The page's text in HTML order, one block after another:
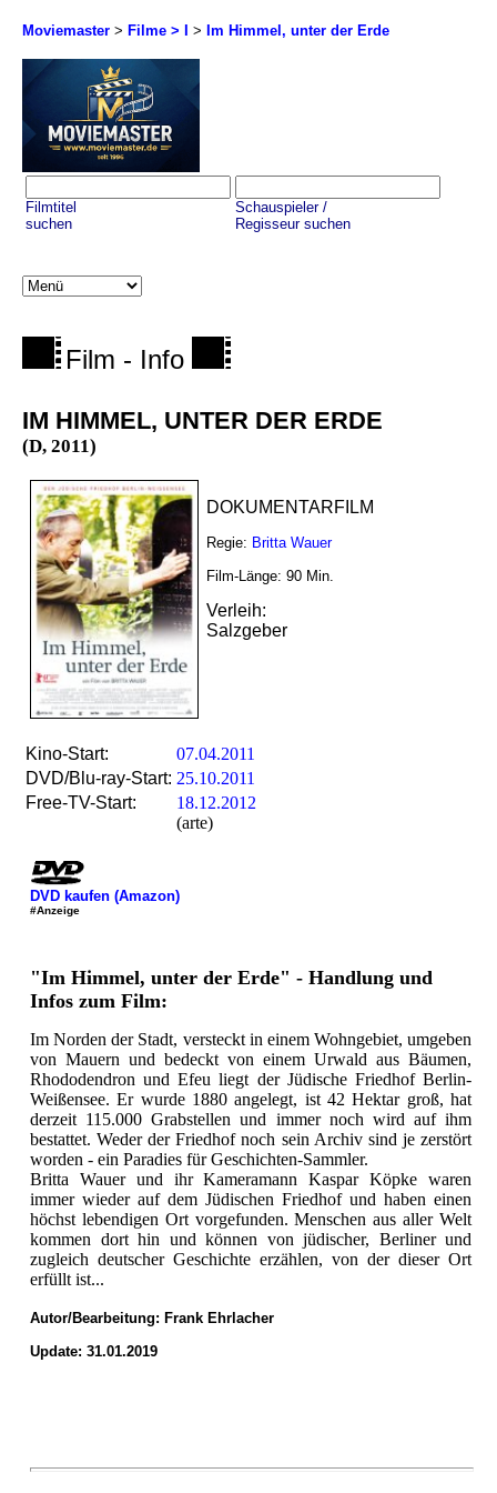
Moviemaster > Filme > I > Im Himmel, unter der Erde
Filmtitel
suchen
Schauspieler /
Regisseur suchen
Film - Info
IM HIMMEL, UNTER DER ERDE
(D, 2011)
DOKUMENTARFILM
Regie: Britta Wauer
Film-Länge: 90 Min.
Verleih:
Salzgeber
Kino-Start:
07.04.2011
DVD/Blu-ray-Start: 25.10.2011
Free-TV-Start:
18.12.2012
(arte)
DVD kaufen (Amazon)
#Anzeige
"Im Himmel, unter der Erde" - Handlung und
Infos zum Film:
Im Norden der Stadt, versteckt in einem Wohngebiet, umgeben
von Mauern und bedeckt von einem Urwald aus Bäumen,
Rhododendron und Efeu liegt der Jüdische Friedhof Berlin-
Weißensee. Er wurde 1880 angelegt, ist 42 Hektar groß, hat
derzeit 115.000 Grabstellen und immer noch wird auf ihm
bestattet. Weder der Friedhof noch sein Archiv sind je zerstört
worden - ein Paradies für Geschichten-Sammler.
Britta Wauer und ihr Kameramann Kaspar Köpke waren
immer wieder auf dem Jüdischen Friedhof und haben einen
höchst lebendigen Ort vorgefunden. Menschen aus aller Welt
kommen dort hin und können von jüdischer, Berliner und
zugleich deutscher Geschichte erzählen, von der dieser Ort
erfüllt ist...
Autor/Bearbeitung: Frank Ehrlacher
Update: 31.01.2019